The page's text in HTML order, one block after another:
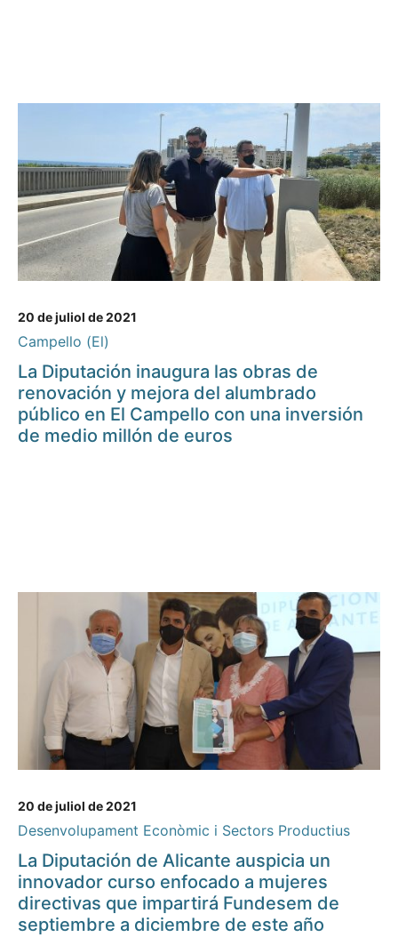
20 de juliol de 2021
Campello (El)
La Diputación inaugura las obras de
renovación y mejora del alumbrado
público en El Campello con una inversión
de medio millón de euros
20 de juliol de 2021
Desenvolupament Econòmic i Sectors Productius
La Diputación de Alicante auspicia un
innovador curso enfocado a mujeres
directivas que impartirá Fundesem de
septiembre a diciembre de este año